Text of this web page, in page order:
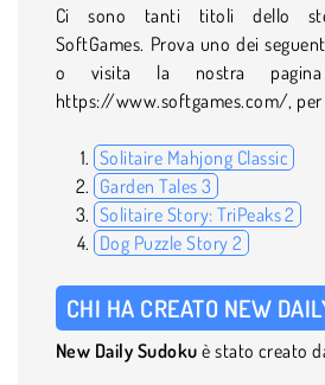
Ci sono tanti titoli dello
SoftGames. Prova uno dei
o visita la nostra pagina
https://www.softgames.com/,
Solitaire Mahjong Classic
Garden Tales 3
Solitaire Story: TriPeaks 2
Dog Puzzle Story 2
CHI HA CREATO NEW
New Daily Sudoku è stato creato